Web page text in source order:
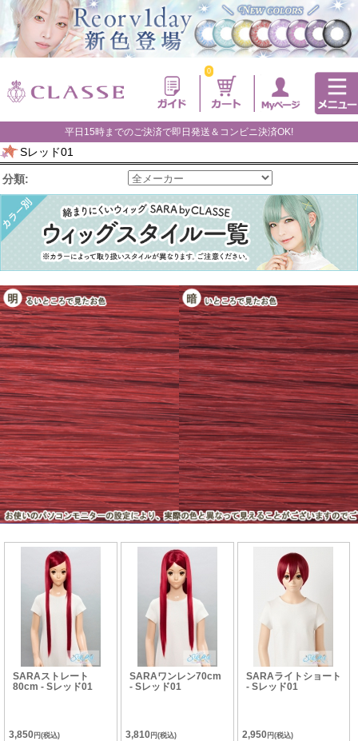
0
平日15時までのご決済で即日発送＆コンビニ決済OK!
Sレッド01
分類:
SARAストレート
80cm - Sレッド01
3,850 円(税込)
SARAワンレン70cm
- Sレッド01
3,810円(税込)
SARAライトショート
- Sレッド01
2,950円(税込)